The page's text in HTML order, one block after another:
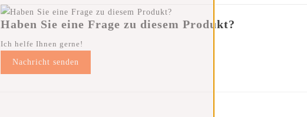
Haben Sie eine Frage zu diesem Produkt?
Ich helfe Ihnen gerne!
Nachricht senden